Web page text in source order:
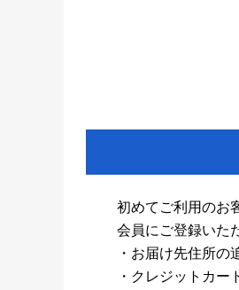
初めてご利用のお
会員にご登録いた
・お届け先住所の
・クレジットカー